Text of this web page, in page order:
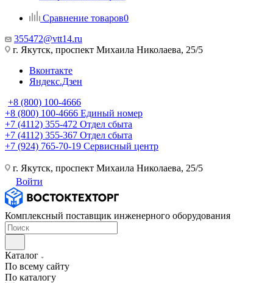
Сравнение товаров0
355472@vtt14.ru
г. Якутск, проспект Михаила Николаева, 25/5
Вконтакте
Яндекс.Дзен
+8 (800) 100-4666
+8 (800) 100-4666 Единый номер
+7 (4112) 355-472 Отдел сбыта
+7 (4112) 355-367 Отдел сбыта
+7 (924) 765-70-19 Сервисный центр
г. Якутск, проспект Михаила Николаева, 25/5
Войти
Комплексный поставщик инженерного оборудования
Каталог
По всему сайту
По каталогу